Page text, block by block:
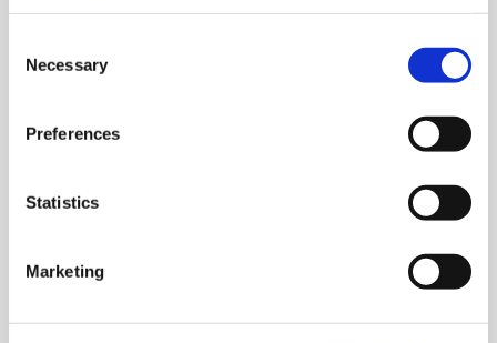
Selection
Necessary
Preferences
Statistics
Marketing
Diseñe su propia herramienta personalizada. Genere la
cotización y el plano en minutos.